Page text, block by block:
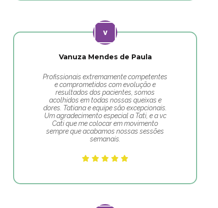
Vanuza Mendes de Paula
Profissionais extremamente competentes
e comprometidos com evolução e
resultados dos pacientes, somos
acolhidos em todas nossas queixas e
dores. Tatiana e equipe são excepcionais.
Um agradecimento especial a Tati, e a vc
Cati que me colocar em movimento
sempre que acabamos nossas sessões
semanais.